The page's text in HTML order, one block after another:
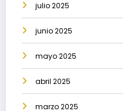
julio 2025
junio 2025
mayo 2025
abril 2025
marzo 2025